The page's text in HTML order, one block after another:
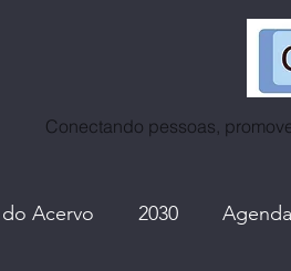
Conectando pessoas,
Acervo 2030